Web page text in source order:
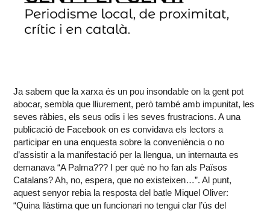
Ja sabem que la xarxa és un pou insondable on la gent pot
abocar, sembla que lliurement, però també amb impunitat, les
seves ràbies, els seus odis i les seves frustracions. A una
publicació de Facebook on es convidava els lectors a
participar en una enquesta sobre la conveniència o no
d’assistir a la manifestació per la llengua, un internauta es
demanava “A Palma??? I per què no ho fan als Països
Catalans? Ah, no, espera, que no existeixen…”. Al punt,
aquest senyor rebia la resposta del batle Miquel Oliver:
“Quina llàstima que un funcionari no tengui clar l’ús del